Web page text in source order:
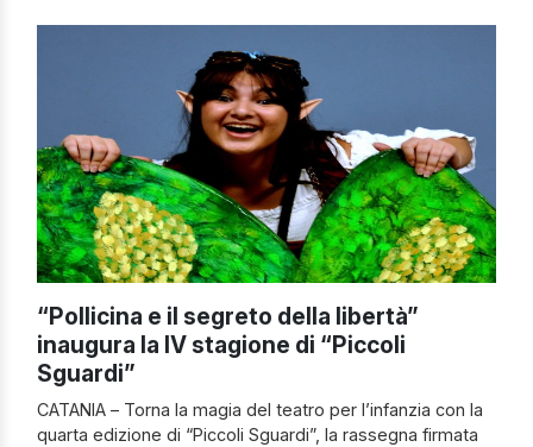
cittadine in veri e propri […]
“Pollicina e il segreto della libertà”
inaugura la IV stagione di “Piccoli
Sguardi”
CATANIA – Torna la magia del teatro per l’infanzia con la
quarta edizione di “Piccoli Sguardi”, la rassegna firmata